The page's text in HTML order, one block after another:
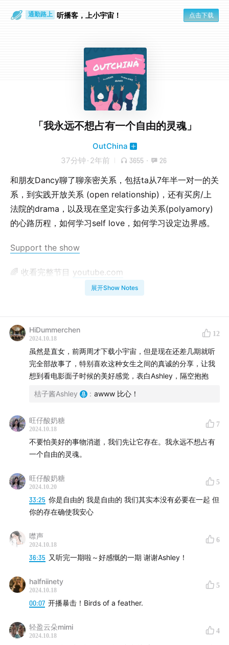
通勤路上 听播客，上小宇宙！ 点击下载
「我永远不想占有一个自由的灵魂」
OutChina
37分钟 · 2年前 3655 · 26
和朋友Dancy聊了聊亲密关系，包括ta从7年半一对一的关
系，到实践开放关系 (open relationship)，还有买房/上
法院的drama，以及现在坚定实行多边关系(polyamory)
的心路历程，如何学习self love，如何学习设定边界感。
Support the show
🌈 收看完整节目 youtube.com
📮 商务合作 & 投稿 ashleyjiang.film@gmail.com
展开Show Notes
HiDummerchen
2024.10.18
12
虽然是直女，前两周才下载小宇宙，但是现在还差几期就听
完全部故事了，特别喜欢这种女生之间的真诚的分享，让我
想到看电影面子时候的美好感觉，表白Ashley，隔空抱抱
桔子酱Ashley : awww 比心！
旺仔酸奶糖
2024.10.18
7
不要怕美好的事物消逝，我们先让它存在。我永远不想占有
一个自由的灵魂。
旺仔酸奶糖
2024.10.20
5
33:25 你是自由的 我是自由的 我们其实本没有必要在一起 但
你的存在确使我安心
噤声
2024.10.18
6
36:35 又听完一期啦～好感慨的一期 谢谢Ashley！
halfniinety
2024.10.18
5
00:07 开播暴击！Birds of a feather.
轻盈云朵mimi
2024.10.18
4